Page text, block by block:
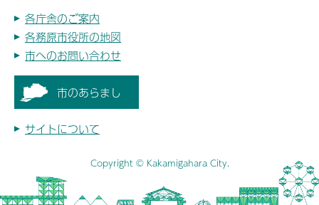
各庁舎のご案内
各務原市役所の地図
市へのお問い合わせ
市のあらまし
サイトについて
Copyright © Kakamigahara City.